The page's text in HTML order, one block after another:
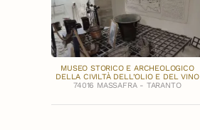
MUSEO STORICO E ARCHEOLOGICO
DELLA CIVILTÀ DELL’OLIO E DEL VINO
74016 MASSAFRA - TARANTO